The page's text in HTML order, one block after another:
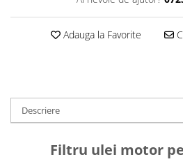
Termostate RăcireAdauga la Favorite
Descriere
Filtru ulei motor